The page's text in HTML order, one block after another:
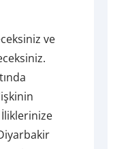
ve